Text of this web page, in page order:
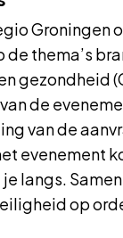
Groningen
de thema’s
gezondheid
de
van de
evenement
langs.
op